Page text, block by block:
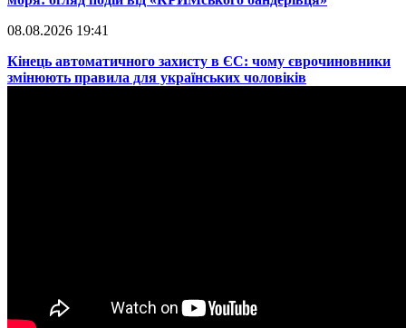
08.08.2026 19:41
​Кінець автоматичного захисту в ЄС: чому єврочиновники
змінюють правила для українських чоловіків